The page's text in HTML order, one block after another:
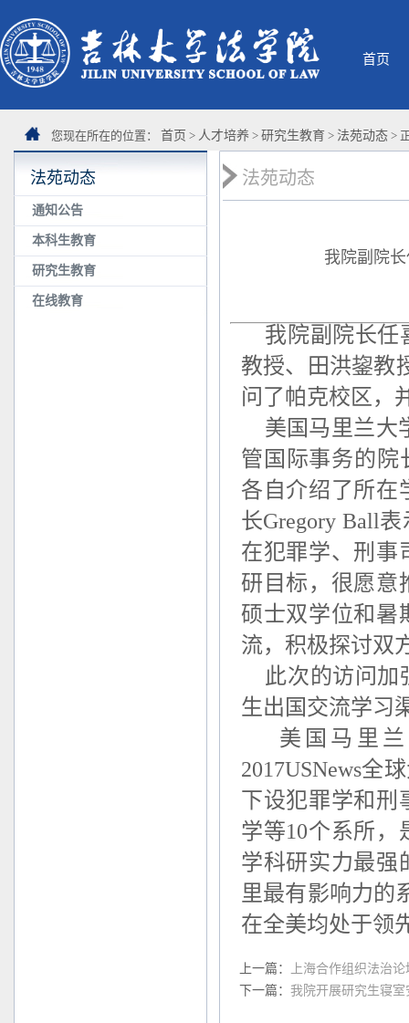
首页
您现在所在的位置： 首页 > 人才培养 > 研究生教育 > 法苑动态 >
法苑动态
通知公告
本科生教育
研究生教育
在线教育
法苑动态
我院副院
我院副院长任
教授、田洪鋆教
问了帕克校区，
美国马里兰大
管国际事务的院
各自介绍了所在
长Gregory Ball
在犯罪学、刑事
研目标，很愿意
硕士双学位和暑
流，积极探讨双
此次的访问加
生出国交流学习
美国马里兰
2017USNews全
下设犯罪学和刑
学等10个系所，
学科研实力最强
里最有影响力的
在全美均处于领
上一篇：
上海合作组织法治
下一篇： 我院开展研究生寝